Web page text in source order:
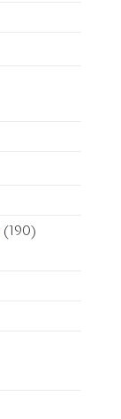
(190)